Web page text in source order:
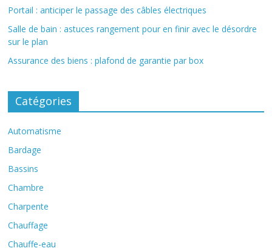
Portail : anticiper le passage des câbles électriques
Salle de bain : astuces rangement pour en finir avec le désordre
sur le plan
Assurance des biens : plafond de garantie par box
Catégories
Automatisme
Bardage
Bassins
Chambre
Charpente
Chauffage
Chauffe-eau